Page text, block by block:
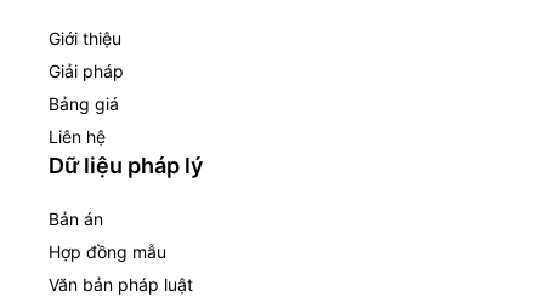
Giới thiệu
Giải pháp
Bảng giá
Liên hệ
Dữ liệu pháp lý
Bản án
Hợp đồng mẫu
Văn bản pháp luật